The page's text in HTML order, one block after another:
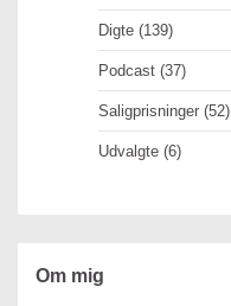
Digte (139)
Podcast (37)
Saligprisninger (52)
Udvalgte (6)
Om mig